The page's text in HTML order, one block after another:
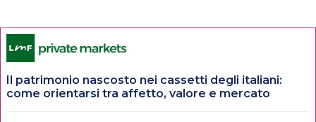
Il patrimonio nascosto nei cassetti degli italiani:
come orientarsi tra affetto, valore e mercato